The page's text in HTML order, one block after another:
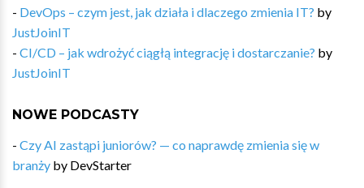
- DevOps – czym jest, jak działa i dlaczego zmienia IT? by
JustJoinIT
- CI/CD – jak wdrożyć ciągłą integrację i dostarczanie? by
JustJoinIT
NOWE PODCASTY
- Czy AI zastąpi juniorów? — co naprawdę zmienia się w
branży by DevStarter